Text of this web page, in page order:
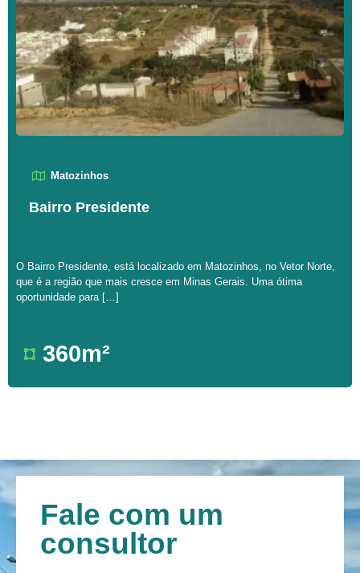
Matozinhos
Bairro Presidente
O Bairro Presidente, está localizado em Matozinhos, no Vetor Norte,
que é a região que mais cresce em Minas Gerais. Uma ótima
oportunidade para […]
360m²
Fale com um
consultor